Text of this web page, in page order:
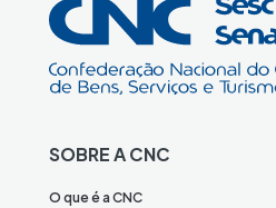
SOBRE A CNC
O que é a CNC